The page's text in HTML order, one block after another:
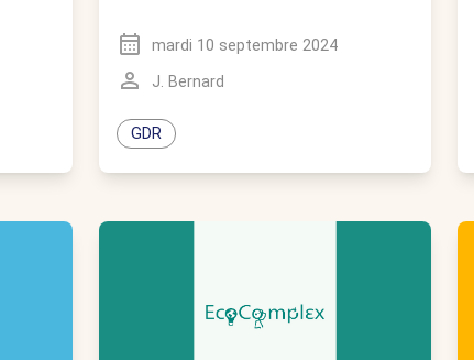
mardi 10 septembre 2024
J. Bernard
GDR